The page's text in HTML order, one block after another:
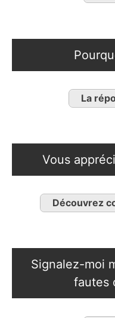
La
Vous
Découvrez
Signalez-moi
fautes